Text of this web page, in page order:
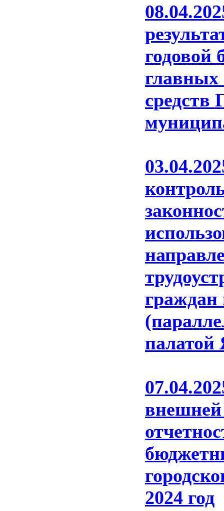
годовой
главных
средств
граждан
палатой
2024 год